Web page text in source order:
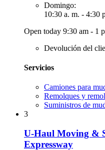
Domingo:
10:30 a. m. - 4:30
Open today 9:30 am - 1
Devolución del
Servicios
Camiones para
Remolques y
Suministros de
3
U-Haul Moving &
Expressway